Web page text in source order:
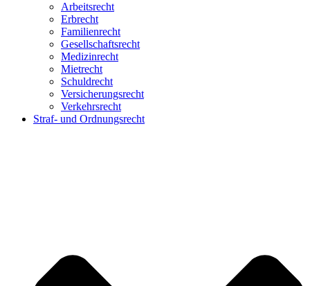
Arbeitsrecht
Erbrecht
Familienrecht
Gesellschaftsrecht
Medizinrecht
Mietrecht
Schuldrecht
Versicherungsrecht
Verkehrsrecht
Straf- und Ordnungsrecht